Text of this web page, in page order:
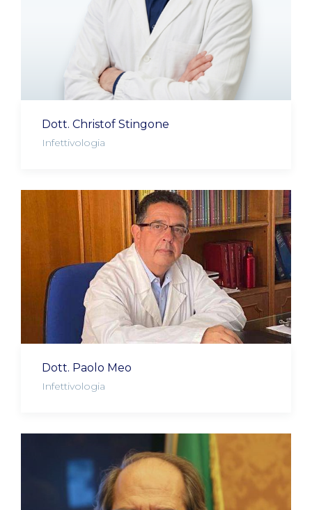
Dott. Christof Stingone
Infettivologia
Dott. Paolo Meo
Infettivologia